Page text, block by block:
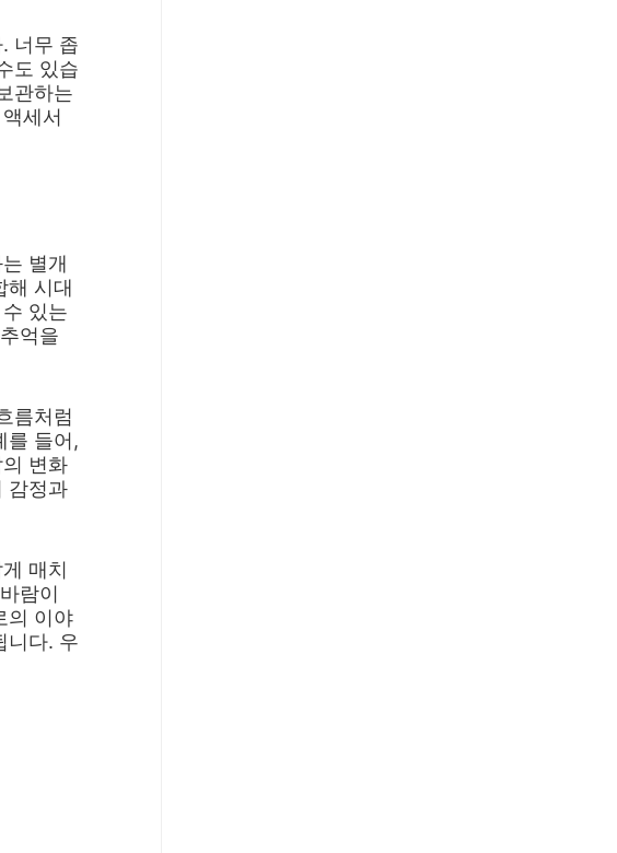
너무 좁
도 있습
관하는
세서
별개
해 시대
있는
억을
름처럼
를 들어,
변화
감정과
매치
람이
의 이야
니다. 우